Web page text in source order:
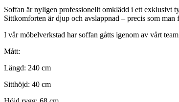
Soffan är nyligen professionellt omklädd i ett exklusivt
Sittkomforten är djup och avslappnad – precis som
I vår möbelverkstad har soffan gåtts igenom av vårt
Mått:
Längd: 240 cm
Sitthöjd: 40 cm